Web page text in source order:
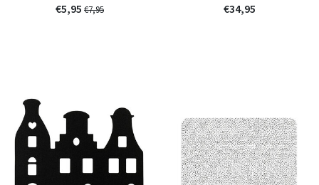
€5,95 €7,95
binnen en geniet' |
€34,95